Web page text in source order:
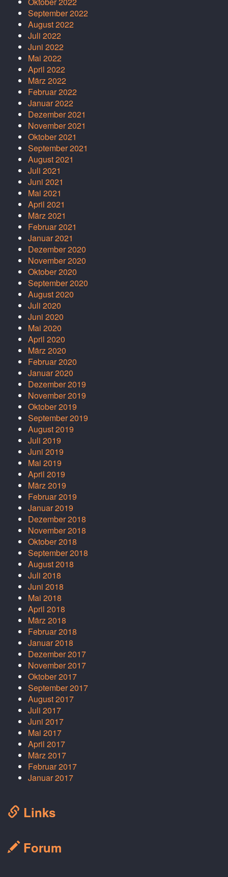
September 2022
August 2022
Juli 2022
Juni 2022
Mai 2022
April 2022
März 2022
Februar 2022
Januar 2022
Dezember 2021
November 2021
Oktober 2021
September 2021
August 2021
Juli 2021
Juni 2021
Mai 2021
April 2021
März 2021
Februar 2021
Januar 2021
Dezember 2020
November 2020
Oktober 2020
September 2020
August 2020
Juli 2020
Juni 2020
Mai 2020
April 2020
März 2020
Februar 2020
Januar 2020
Dezember 2019
November 2019
Oktober 2019
September 2019
August 2019
Juli 2019
Juni 2019
Mai 2019
April 2019
März 2019
Februar 2019
Januar 2019
Dezember 2018
November 2018
Oktober 2018
September 2018
August 2018
Juli 2018
Juni 2018
Mai 2018
April 2018
März 2018
Februar 2018
Januar 2018
Dezember 2017
November 2017
Oktober 2017
September 2017
August 2017
Juli 2017
Juni 2017
Mai 2017
April 2017
März 2017
Februar 2017
Januar 2017
Links
Forum